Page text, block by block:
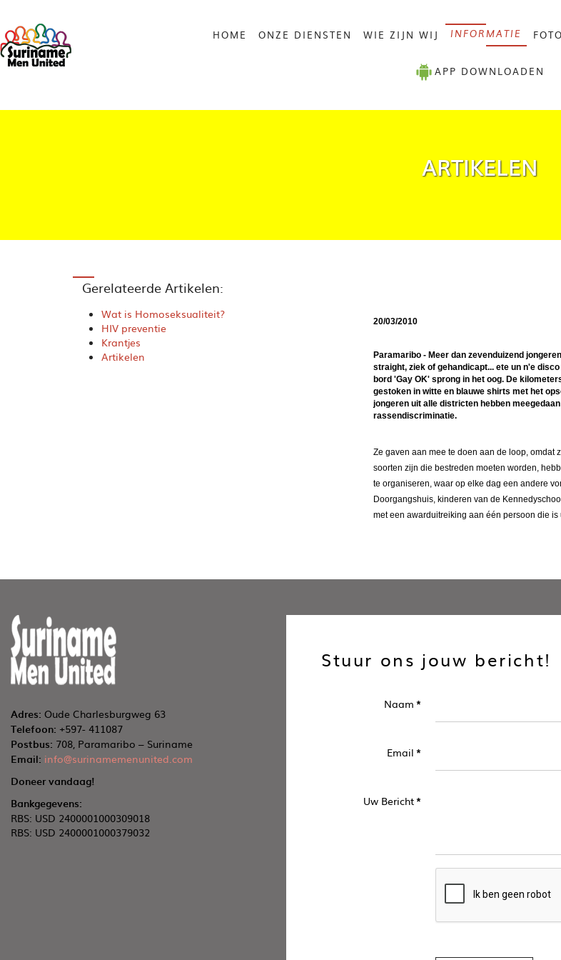
HOME ONZE DIENSTEN WIE ZIJN WIJ INFORMATIE
APP DOWNLOADEN
ARTIKELEN
Gerelateerde Artikelen:
Wat is Homoseksualiteit?
HIV preventie
Krantjes
Artikelen
20/03/2010
Paramaribo - Meer dan zevenduizend
straight, ziek of gehandicapt... ete un n'e
bord 'Gay OK' sprong in het oog. De
gestoken in witte en blauwe shirts met het
jongeren uit alle districten hebben
rassendiscriminatie.
Ze gaven aan mee te doen aan de loop, omdat
soorten zijn die bestreden moeten worden,
te organiseren, waar op elke dag een andere
Doorgangshuis, kinderen van de
met een awarduitreiking aan één persoon die
Adres: Oude Charlesburgweg 63
Telefoon: +597- 411087
Postbus: 708, Paramaribo – Suriname
Email: info@surinamemenunited.com
Doneer vandaag!
Bankgegevens:
RBS: USD 2400001000309018
RBS: USD 2400001000379032
Stuur ons jouw bericht!
Naam *
Email *
Uw Bericht*